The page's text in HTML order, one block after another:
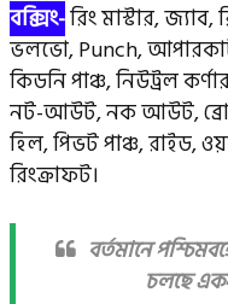
বক্সিং-রিং মাস্টার,
ভলভো, Punch,
কিডনি পাঞ্চ, নিউট্রল
নট-আউট, নক আউট, ব্রো,
হিল, পিভট পাঞ্চ, রাইড,
রিংক্রাফট।
বর্তমানে
চলছে